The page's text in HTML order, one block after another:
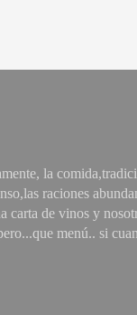
la
raciones
carta de vinos y
menú.. si